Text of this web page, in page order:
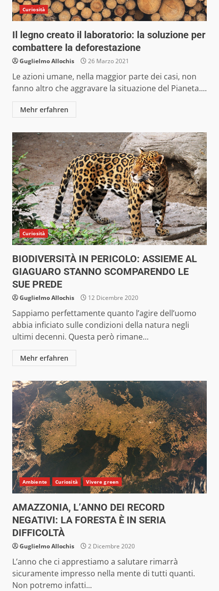
Curiosità
Il legno creato il laboratorio: la soluzione per
combattere la deforestazione
Guglielmo Allochis 26 Marzo 2021
Le azioni umane, nella maggior parte dei casi, non
fanno altro che aggravare la situazione del Pianeta....
Mehr erfahren
Curiosità
BIODIVERSITÀ IN PERICOLO: ASSIEME AL
GIAGUARO STANNO SCOMPARENDO LE
SUE PREDE
Guglielmo Allochis 12 Dicembre 2020
Sappiamo perfettamente quanto l’agire dell’uomo
abbia inficiato sulle condizioni della natura negli
ultimi decenni. Questa però rimane...
Mehr erfahren
Ambiente Curiosità Vivere green
AMAZZONIA, L’ANNO DEI RECORD
NEGATIVI: LA FORESTA È IN SERIA
DIFFICOLTÀ
Guglielmo Allochis 2 Dicembre 2020
L’anno che ci apprestiamo a salutare rimarrà
sicuramente impresso nella mente di tutti quanti.
Non potremo infatti...